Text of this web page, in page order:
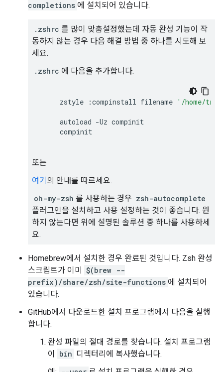
completions 에 설치되어 있습니다.
.zshrc 를 많이 맞춤설정했는데 자동 완성 기능이 작
동하지 않는 경우 다음 해결 방법 중 하나를 시도해 보
세요.
.zshrc 에 다음을 추가합니다.
zstyle :compinstall filename '/home/
autoload -Uz compinit
compinit
또는
여기 의 안내를 따르세요.
oh-my-zsh 를 사용하는 경우 zsh-autocomplete
플러그인을 설치하고 사용 설정하는 것이 좋습니다. 원
하지 않는다면 위에 설명된 솔루션 중 하나를 사용하세
요.
Homebrew에서 설치한 경우 완료된 것입니다. Zsh 완성
스크립트가 이미
$(brew --
prefix)/share/zsh/site-functions 에 설치되어
있습니다.
GitHub에서 다운로드한 설치 프로그램에서 다음을 실행
합니다.
완성 파일의 절대 경로를 찾습니다. 설치 프로그램
이
bin 디렉터리에 복사했습니다.